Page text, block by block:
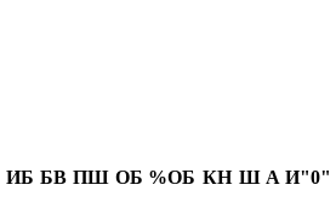
ИБ БВ ПШ ОБ %ОБ КН Ш А И"0"